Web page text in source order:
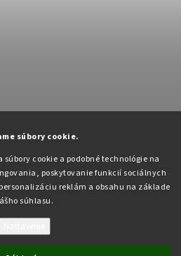
súbory cookie.
cookie a podobné technológie na
poskytovanie funkcií sociálnych
reklám a obsahu na základe
súhlasu.
. Všetky práva vyhradené.